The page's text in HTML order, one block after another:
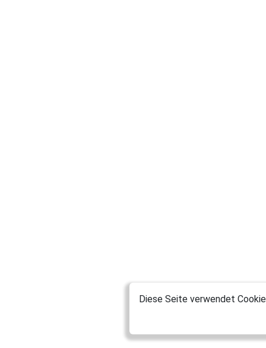
Diese Seite verwendet